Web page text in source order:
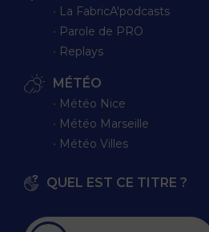
∙ La FabricA'podcasts
∙ Parole de PRO
∙ Replays
MÉTÉO
∙ Météo Nice
∙ Météo Marseille
∙ Météo Villes
QUEL EST CE TITRE ?